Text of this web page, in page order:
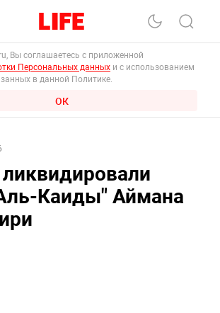
Вы соглашаетесь с приложенной
Персональных данных и с использованием
в данной Политике.
ОК
Каиды" Аймана